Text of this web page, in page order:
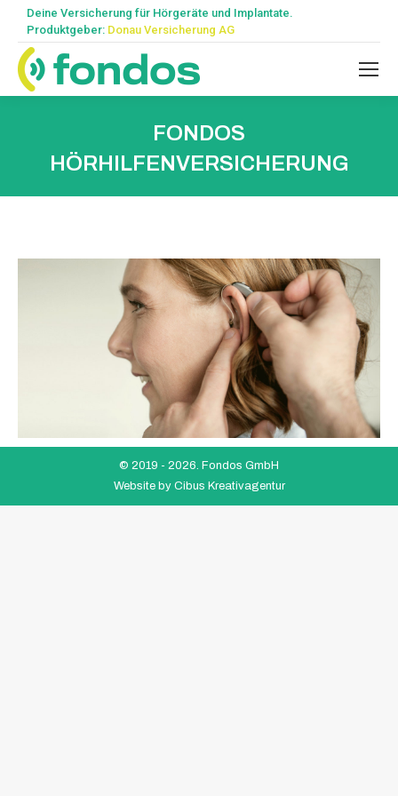
Deine Versicherung für Hörgeräte und Implantate.
Produktgeber: Donau Versicherung AG
FONDOS
HÖRHILFENVERSICHERUNG
© 2019 - 2026. Fondos GmbH
Website by Cibus Kreativagentur